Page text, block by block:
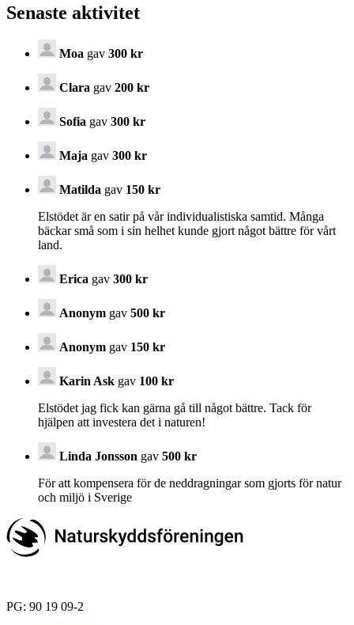
Senaste aktivitet
Moa gav 300 kr
Clara gav 200 kr
Sofia gav 300 kr
Maja gav 300 kr
Matilda gav 150 kr
Elstödet är en satir på vår individualistiska samtid. Många
bäckar små som i sin helhet kunde gjort något bättre för vårt
land.
Erica gav 300 kr
Anonym gav 500 kr
Anonym gav 150 kr
Karin Ask gav 100 kr
Elstödet jag fick kan gärna gå till något bättre. Tack för
hjälpen att investera det i naturen!
Linda Jonsson gav 500 kr
För att kompensera för de neddragningar som gjorts för natur
och miljö i Sverige
PG: 90 19 09-2